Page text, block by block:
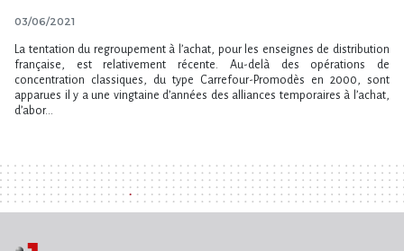
03/06/2021
La tentation du regroupement à l’achat, pour les enseignes de distribution
française, est relativement récente. Au-delà des opérations de
concentration classiques, du type Carrefour-Promodès en 2000, sont
apparues il y a une vingtaine d’années des alliances temporaires à l’achat,
d’abor...